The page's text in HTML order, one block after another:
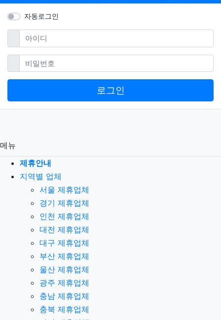
자동로그인
아이디필수
비밀번호필수
로그인
메뉴
제휴안내
지역별 업체
서울 제휴업체
경기 제휴업체
인천 제휴업체
대전 제휴업체
대구 제휴업체
부산 제휴업체
울산 제휴업체
광주 제휴업체
충남 제휴업체
충북 제휴업체